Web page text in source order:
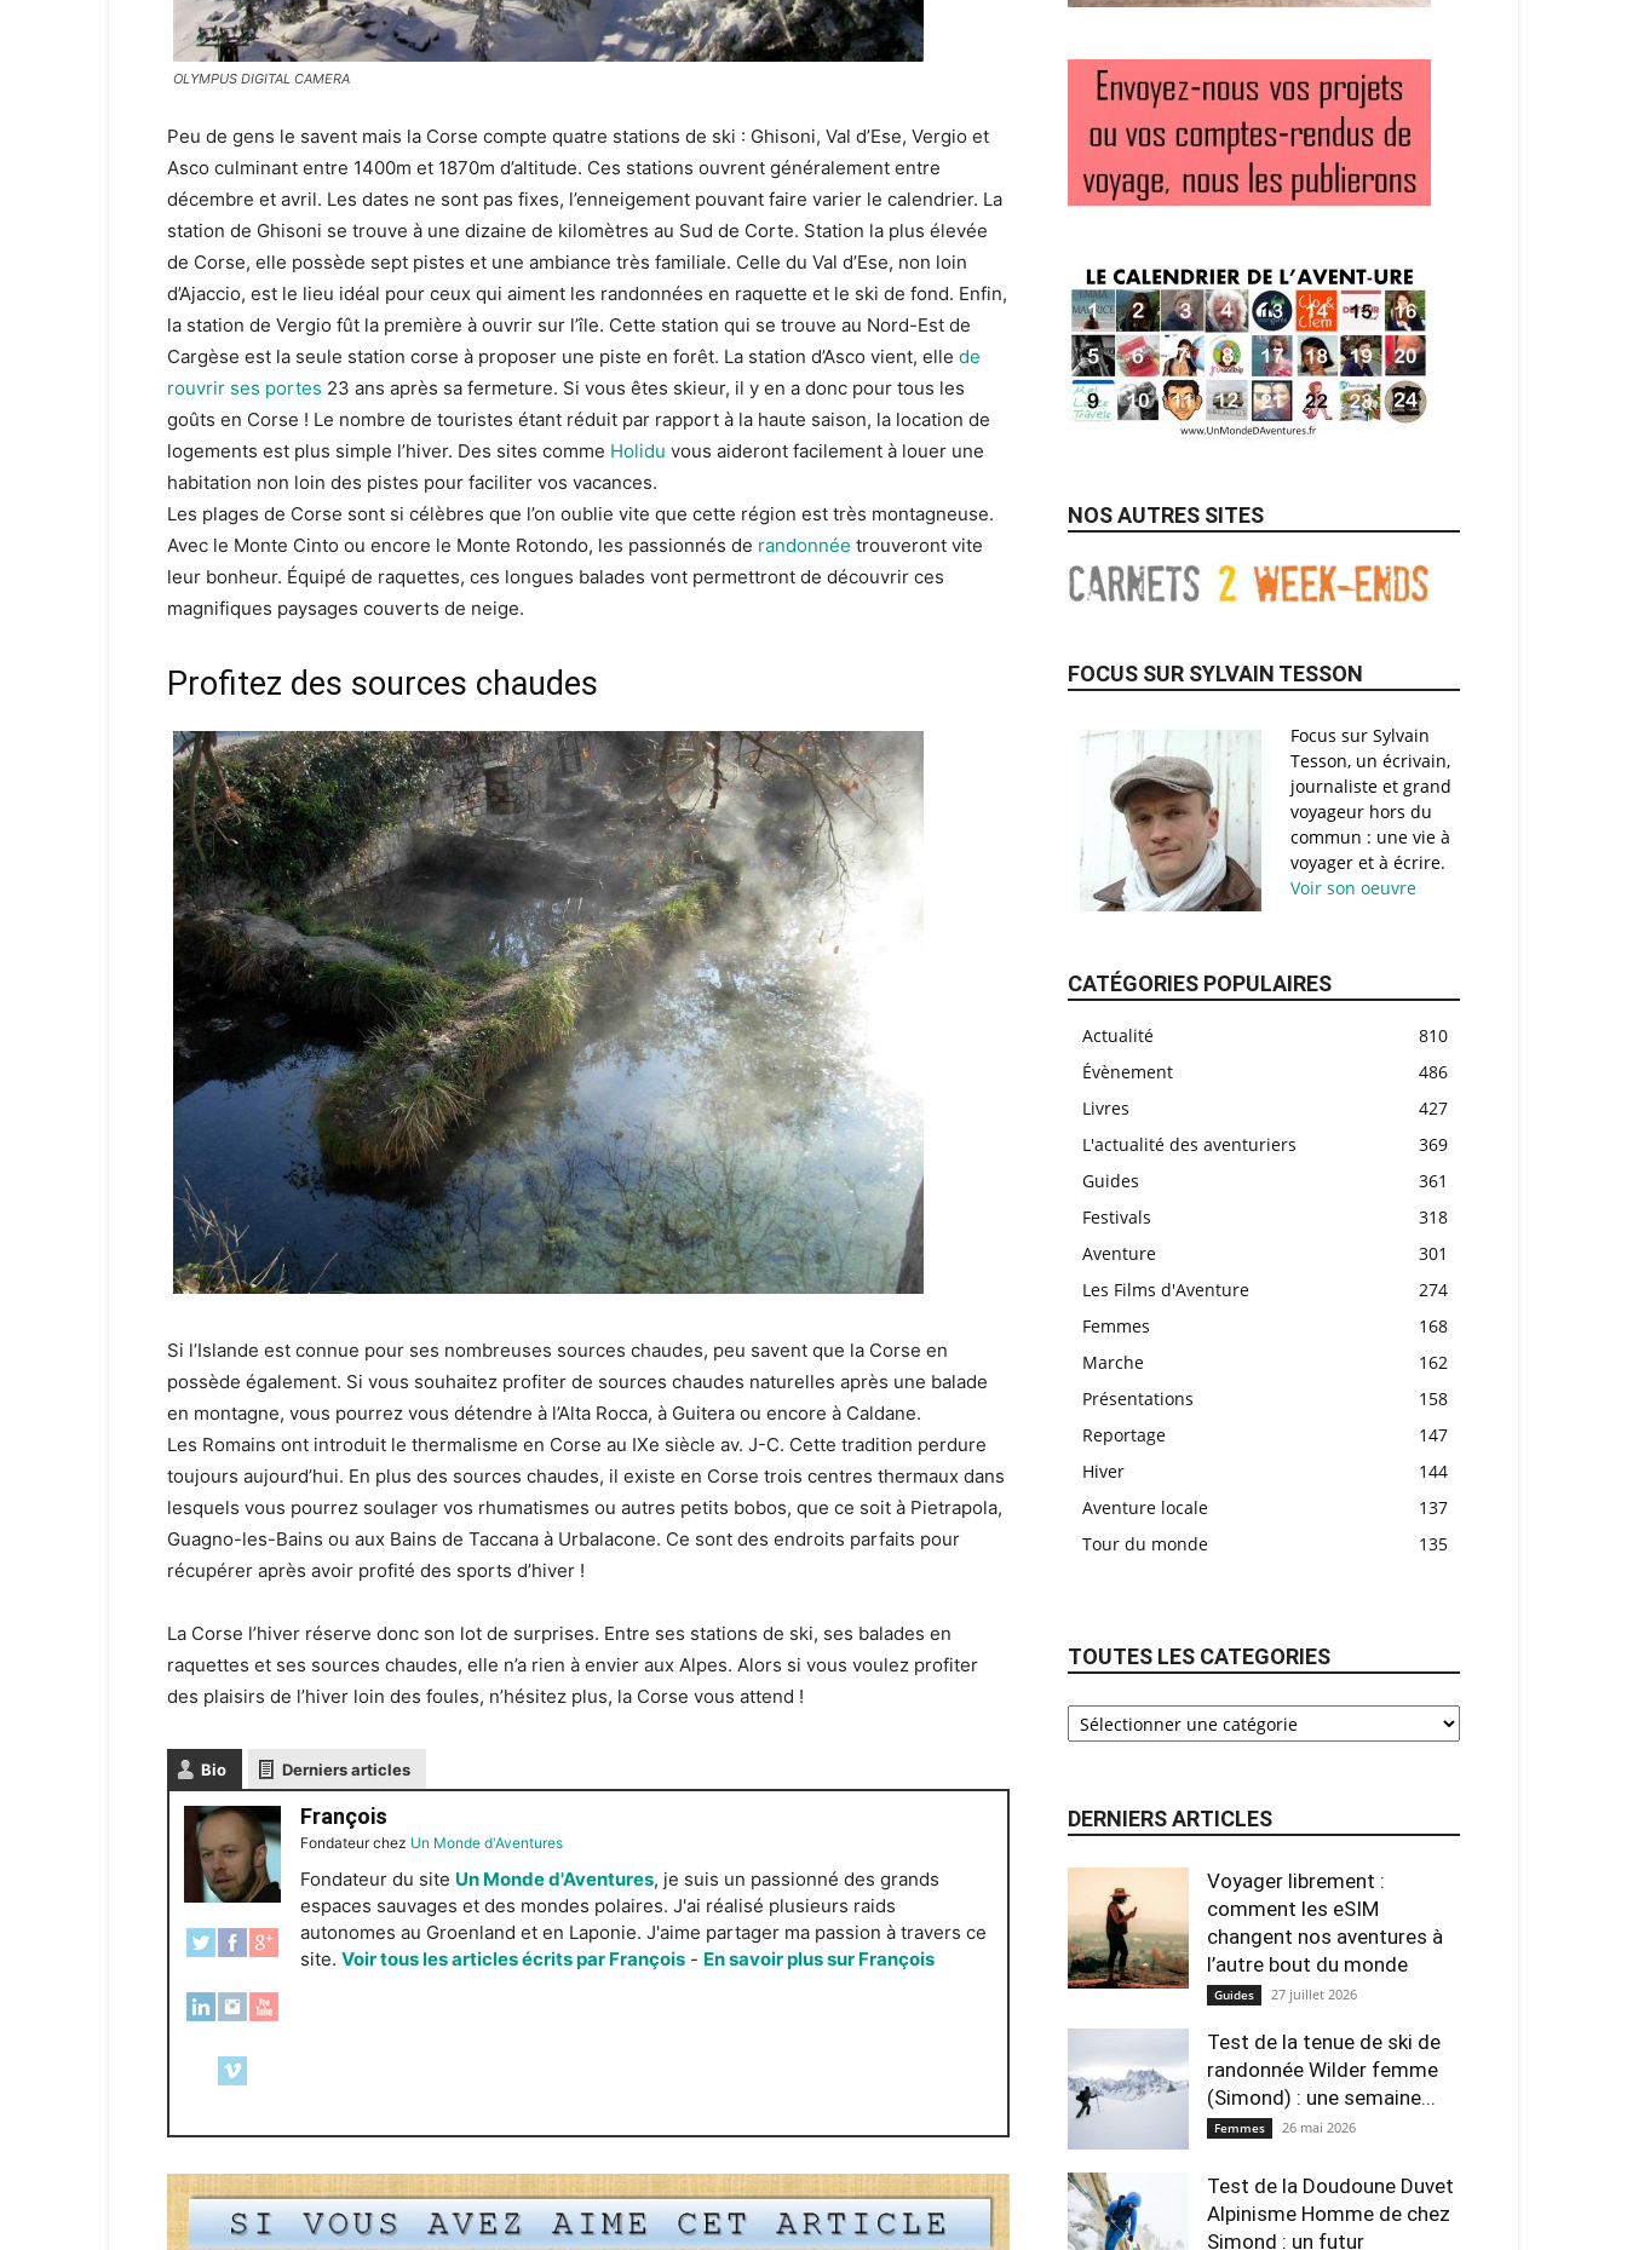
OLYMPUS DIGITAL CAMERA
Peu de gens le savent mais la Corse compte quatre stations de ski : Ghisoni, Val d’Ese, Vergio et
Asco culminant entre 1400m et 1870m d’altitude. Ces stations ouvrent généralement entre
décembre et avril. Les dates ne sont pas fixes, l’enneigement pouvant faire varier le calendrier. La
station de Ghisoni se trouve à une dizaine de kilomètres au Sud de Corte. Station la plus élevée
de Corse, elle possède sept pistes et une ambiance très familiale. Celle du Val d’Ese, non loin
d’Ajaccio, est le lieu idéal pour ceux qui aiment les randonnées en raquette et le ski de fond. Enfin,
la station de Vergio fût la première à ouvrir sur l’île. Cette station qui se trouve au Nord-Est de
Cargèse est la seule station corse à proposer une piste en forêt. La station d’Asco vient, elle de
rouvrir ses portes 23 ans après sa fermeture. Si vous êtes skieur, il y en a donc pour tous les
goûts en Corse ! Le nombre de touristes étant réduit par rapport à la haute saison, la location de
logements est plus simple l’hiver. Des sites comme Holidu vous aideront facilement à louer une
habitation non loin des pistes pour faciliter vos vacances.
Les plages de Corse sont si célèbres que l’on oublie vite que cette région est très montagneuse.
Avec le Monte Cinto ou encore le Monte Rotondo, les passionnés de randonnée trouveront vite
leur bonheur. Équipé de raquettes, ces longues balades vont permettront de découvrir ces
magnifiques paysages couverts de neige.
Profitez des sources chaudes
Si l’Islande est connue pour ses nombreuses sources chaudes, peu savent que la Corse en
possède également. Si vous souhaitez profiter de sources chaudes naturelles après une balade
en montagne, vous pourrez vous détendre à l’Alta Rocca, à Guitera ou encore à Caldane.
Les Romains ont introduit le thermalisme en Corse au IXe siècle av. J-C. Cette tradition perdure
toujours aujourd’hui. En plus des sources chaudes, il existe en Corse trois centres thermaux dans
lesquels vous pourrez soulager vos rhumatismes ou autres petits bobos, que ce soit à Pietrapola,
Guagno-les-Bains ou aux Bains de Taccana à Urbalacone. Ce sont des endroits parfaits pour
récupérer après avoir profité des sports d’hiver !
La Corse l’hiver réserve donc son lot de surprises. Entre ses stations de ski, ses balades en
raquettes et ses sources chaudes, elle n’a rien à envier aux Alpes. Alors si vous voulez profiter
des plaisirs de l’hiver loin des foules, n’hésitez plus, la Corse vous attend !
Bio Derniers articles
François
Fondateurchez Un Monde d'Aventures
Fondateur du site Un Monde d'Aventures, je suis un passionné des grands
espaces sauvages et des mondes polaires. J'ai réalisé plusieurs raids
autonomes au Groenland et en Laponie. J'aime partager ma passion à travers ce
site. Voir tous les articles écrits par François - En savoir plus sur François
NOS AUTRES SITES
FOCUS SUR SYLVAIN TESSON
Focus sur Sylvain
Tesson, un écrivain,
journaliste et grand
voyageur hors du
commun : une vie à
voyager et à écrire.
Voir son oeuvre
CATÉGORIES POPULAIRES
Actualité
810
Évènement
486
Livres
427
L'actualité des aventuriers
369
Guides
361
Festivals
318
Aventure
301
Les Films d'Aventure
274
Femmes
168
Marche
162
Présentations
158
Reportage
147
Hiver
144
Aventure locale
137
Tour du monde
135
TOUTES LES CATEGORIES
DERNIERS ARTICLES
Voyager librement :
comment les eSIM
changent nos aventures à
l’autre bout du monde
Guides 27 juillet 2026
Test de la tenue de ski de
randonnée Wilder femme
(Simond) : une semaine...
Femmes 26 mai 2026
Test de la Doudoune Duvet
Alpinisme Homme de chez
Simond : un futur